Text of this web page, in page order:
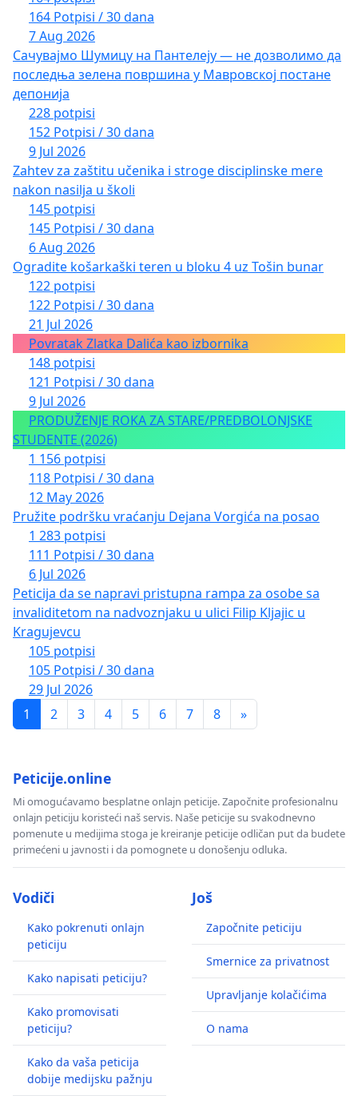
164 Potpisi / 30 dana
7 Aug 2026
Сачувајмо Шумицу на Пантелеју — не дозволимо да
последња зелена површина у Мавровској постане
депонија
228 potpisi
152 Potpisi / 30 dana
9 Jul 2026
Zahtev za zaštitu učenika i stroge disciplinske mere
nakon nasilja u školi
145 potpisi
145 Potpisi / 30 dana
6 Aug 2026
Ogradite košarkaški teren u bloku 4 uz Tošin bunar
122 potpisi
122 Potpisi / 30 dana
21 Jul 2026
Povratak Zlatka Dalića kao izbornika
148 potpisi
121 Potpisi / 30 dana
9 Jul 2026
PRODUŽENJE ROKA ZA STARE/PREDBOLONJSKE
STUDENTE (2026)
1 156 potpisi
118 Potpisi / 30 dana
12 May 2026
Pružite podršku vraćanju Dejana Vorgića na posao
1 283 potpisi
111 Potpisi / 30 dana
6 Jul 2026
Peticija da se napravi pristupna rampa za osobe sa
invaliditetom na nadvoznjaku u ulici Filip Kljajic u
Kragujevcu
105 potpisi
105 Potpisi / 30 dana
29 Jul 2026
1
2 3 4 5 6 7 8 »
Peticije.online
Mi omogućavamo besplatne onlajn peticije. Započnite profesionalnu
onlajn peticiju koristeći naš servis. Naše peticije su svakodnevno
pomenute u medijima stoga je kreiranje peticije odličan put da budete
primećeni u javnosti i da pomognete u donošenju odluka.
Vodiči
Kako pokrenuti onlajn
peticiju
Kako napisati peticiju?
Kako promovisati
peticiju?
Kako da vaša peticija
dobije medijsku pažnju
Još
Započnite peticiju
Smernice za privatnost
Upravljanje kolačićima
O nama